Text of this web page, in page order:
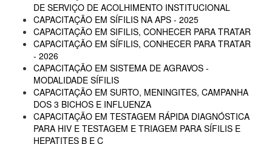
DE SERVIÇO DE ACOLHIMENTO INSTITUCIONAL
CAPACITAÇÃO EM SÍFILIS NA APS - 2025
CAPACITAÇÃO EM SIFILIS, CONHECER PARA TRATAR
CAPACITAÇÃO EM SÍFILIS, CONHECER PARA TRATAR
- 2026
CAPACITAÇÃO EM SISTEMA DE AGRAVOS -
MODALIDADE SÍFILIS
CAPACITAÇÃO EM SURTO, MENINGITES, CAMPANHA
DOS 3 BICHOS E INFLUENZA
CAPACITAÇÃO EM TESTAGEM RÁPIDA DIAGNÓSTICA
PARA HIV E TESTAGEM E TRIAGEM PARA SÍFILIS E
HEPATITES B E C